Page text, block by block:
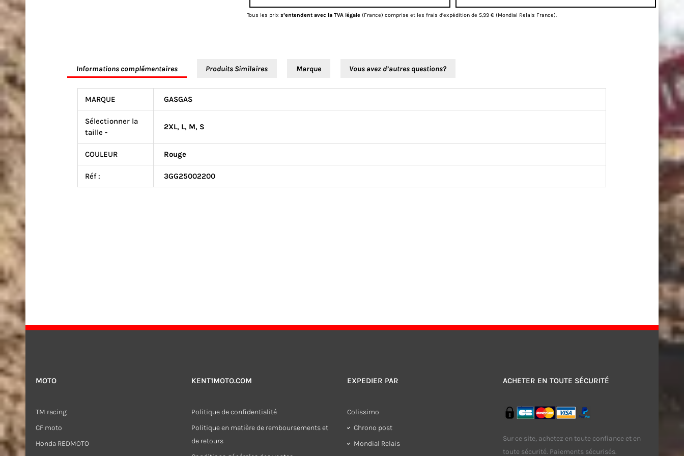
Tous les prixs’entendent avec la TVA légale (France) comprise et les frais d’expédition de 5,99 € (Mondial Relais France).
Informations complémentaires Produits Similaires Marque Vous avez d’autres questions?
MARQUE GASGAS
Sélectionner la
taille -
2XL, L, M, S
COULEUR Rouge
Réf : 3GG25002200
MOTO
TM racing
CF moto
Honda REDMOTO
KENT1MOTO.COM
Politique de confidentialité
Politique en matière de remboursements et
de retours
EXPEDIER PAR
Colissimo
Chrono post
Mondial Relais
ACHETER EN TOUTE SÉCURITÉ
Sur ce site, achetez en toute confiance et en
toute sécurité. Paiements sécurisés.